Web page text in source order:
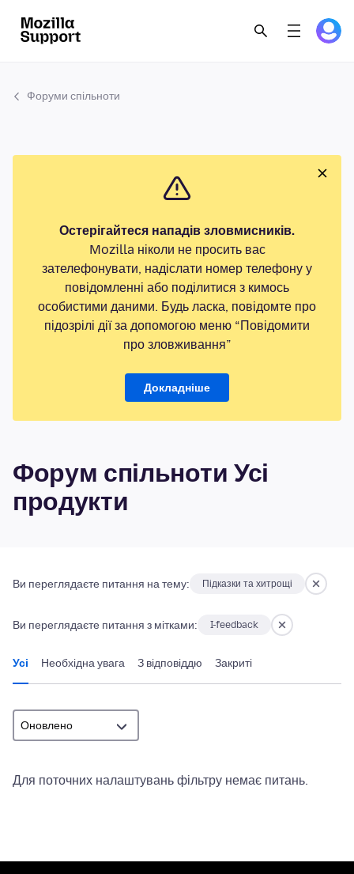
Форуми спільноти
Остерігайтеся нападів зловмисників.
Mozilla ніколи не просить вас
зателефонувати, надіслати номер телефону у
повідомленні або поділитися з кимось
особистими даними. Будь ласка, повідомте про
підозрілі дії за допомогою меню “Повідомити
про зловживання”
Докладніше
Форум спільноти Усі
продукти
Ви переглядаєте питання на тему: Підказки та хитрощі
Ви переглядаєте питання з мітками: I-feedback
Усі Необхідна увага З відповіддю Закриті
Для поточних налаштувань фільтру немає питань.